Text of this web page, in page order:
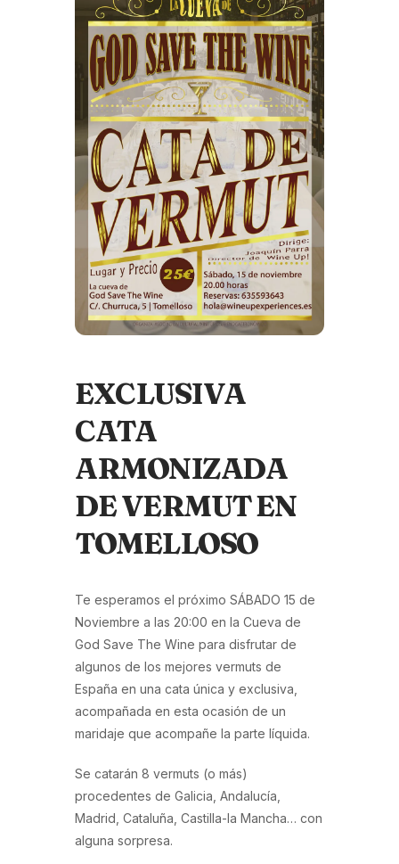
EXCLUSIVA
CATA
ARMONIZADA
DE VERMUT EN
TOMELLOSO
Te esperamos el próximo SÁBADO 15 de
Noviembre a las 20:00 en la Cueva de
God Save The Wine para disfrutar de
algunos de los mejores vermuts de
España en una cata única y exclusiva,
acompañada en esta ocasión de un
maridaje que acompañe la parte líquida.
Se catarán 8 vermuts (o más)
procedentes de Galicia, Andalucía,
Madrid, Cataluña, Castilla-la Mancha… con
alguna sorpresa.